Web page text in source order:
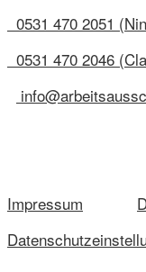
0531 470 2051
0531 470 2046
Impressum